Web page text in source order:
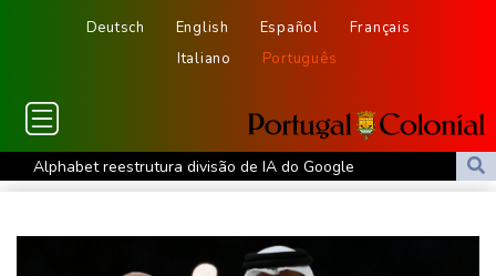
Deutsch English Español
Français
Italiano
Português
Alphabet reestrutura divisão de IA do Google
Ceuta alerta que situação dos menores migrantes é
Alemanha alerta para ‘nova ameaça’ após incidente em